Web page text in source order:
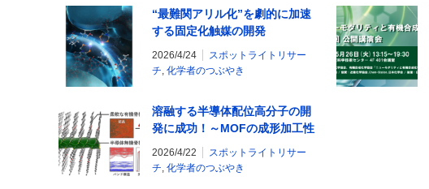
“最難関アリル化”を劇的に加速
する固定化触媒の開発
2026/4/24
スポットライトリサー
チ, 化学者のつぶやき
溶融する半導体配位高分子の開
発に成功！～MOFの成形加工性
の向上に期待～
2026/4/22
スポットライトリサー
チ, 化学者のつぶやき